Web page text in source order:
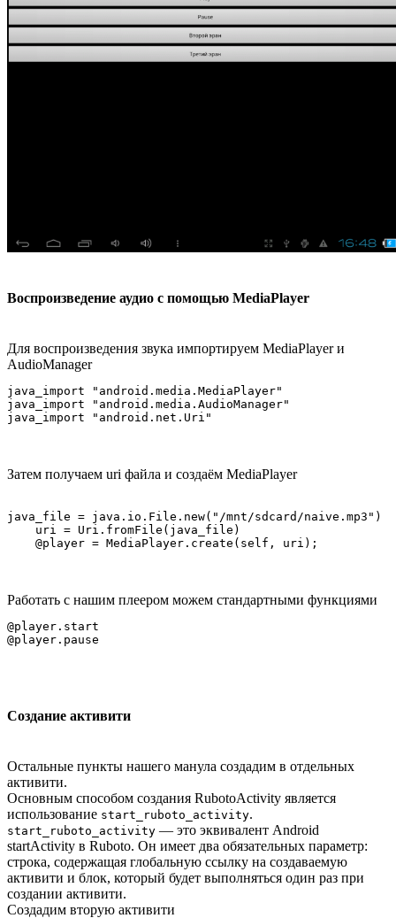
Воспроизведение аудио с помощью MediaPlayer
Для воспроизведения звука импортируем MediaPlayer и
AudioManager
java_import "android.media.MediaPlayer"
java_import "android.media.AudioManager"
Затем получаем uri файла и создаём MediaPlayer
java_file = java.io.File.new("/mnt/sdcard/naive.mp3")
    uri = Uri.fromFile(java_file)
Работать с нашим плеером можем стандартными функциями
@player.start
Создание активити
Остальные пункты нашего манула создадим в отдельных
активити.
Основным способом создания RubotoActivity является
использование start_ruboto_activity.
start_ruboto_activity — это эквивалент Android
startActivity в Ruboto. Он имеет два обязательных параметр:
строка, содержащая глобальную ссылку на создаваемую
активити и блок, который будет выполняться один раз при
создании активити.
Создадим вторую активити